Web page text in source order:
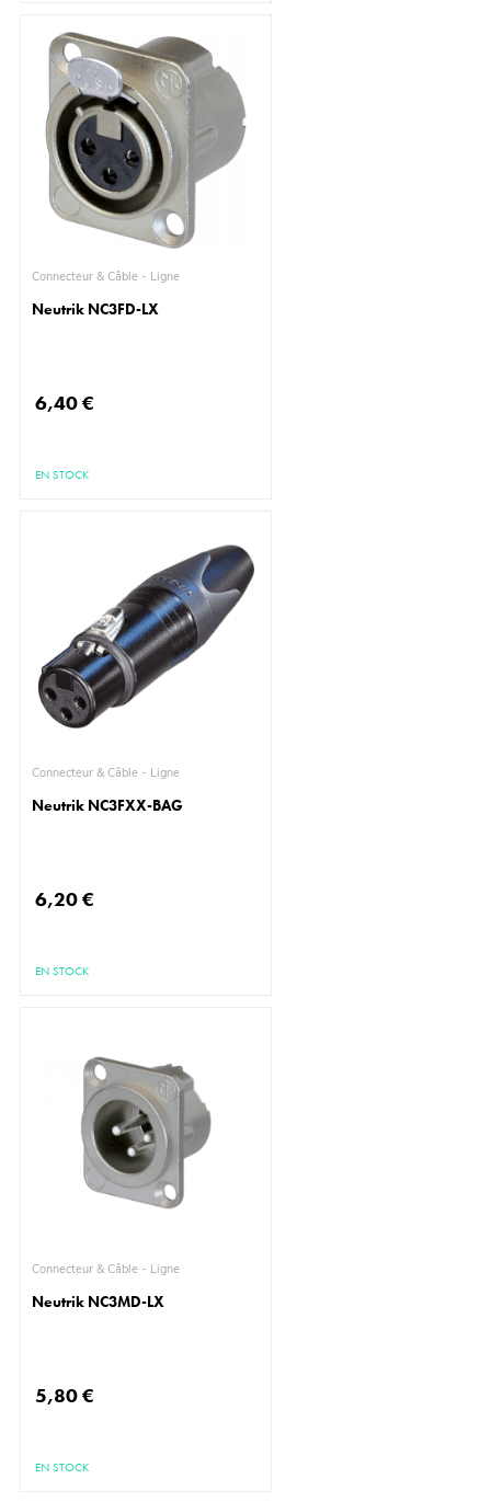
Connecteur & Câble - Ligne
Neutrik NC3FD-LX
6,40 €
EN STOCK
Connecteur & Câble - Ligne
Neutrik NC3FXX-BAG
6,20 €
EN STOCK
Connecteur & Câble - Ligne
Neutrik NC3MD-LX
5,80 €
EN STOCK